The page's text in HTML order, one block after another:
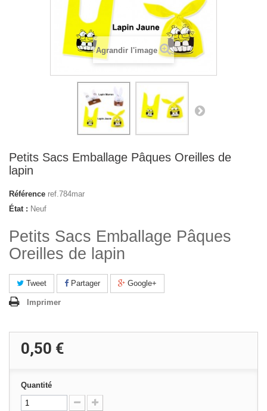
Agrandir l'image
Petits Sacs Emballage Pâques Oreilles de
lapin
Référence ref.784mar
État : Neuf
Petits Sacs Emballage Pâques
Oreilles de lapin
Tweet Partager Google+
Imprimer
0,50 €
Quantité